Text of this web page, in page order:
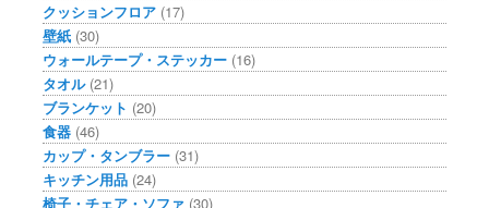
クッションフロア (17)
壁紙 (30)
ウォールテープ・ステッカー (16)
タオル(21)
ブランケット (20)
食器 (46)
カップ・タンブラー (31)
キッチン用品 (24)
椅子・チェア・ソファ (30)